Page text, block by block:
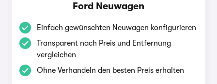
Ford Neuwagen
Einfach gewünschten Neuwagen konfigurieren
Transparent nach Preis und Entfernung
vergleichen
Ohne Verhandeln den besten Preis erhalten